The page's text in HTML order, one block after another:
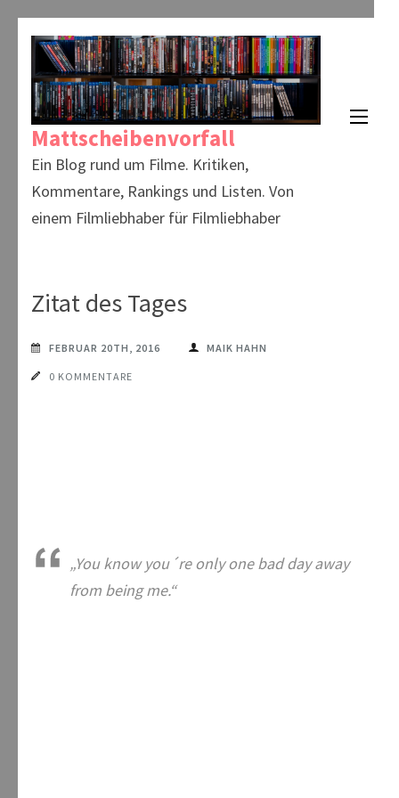
springen
(Enter
drücken)
Mattscheibenvorfall
Ein Blog rund um Filme. Kritiken,
Kommentare, Rankings und Listen. Von
einem Filmliebhaber für Filmliebhaber
Zitat des Tages
FEBRUAR 20TH, 2016 MAIK HAHN
0 KOMMENTARE
„You know you´re only one bad day away
from being me.“